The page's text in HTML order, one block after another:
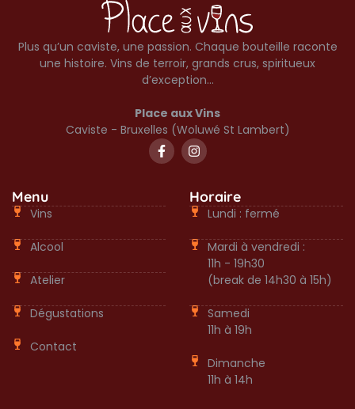
Plus qu’un caviste, une passion. Chaque bouteille raconte
une histoire. Vins de terroir, grands crus, spiritueux
d’exception…
Place aux Vins
Caviste - Bruxelles (Woluwé St Lambert)
Menu
Vins
Alcool
Atelier
Dégustations
Contact
Horaire
Lundi : fermé
Mardi à vendredi :
11h - 19h30
(break de 14h30 à 15h)
Samedi
11h à 19h
Dimanche
11h à 14h